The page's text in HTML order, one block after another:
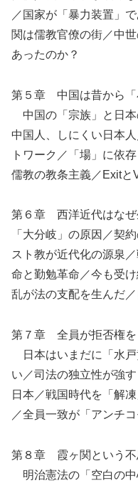
／国家が「暴力装置」
関は儒教官僚の街／中
あったのか？
第５章 中国は昔から「
中国の「宗族」と日本
中国人、しにくい日本
トワーク／「場」に依
儒教の教条主義／Exitと
第６章 西洋近代はなぜ
「大分岐」の原因／契
スト教が近代化の源泉
命と勤勉革命／今も受
乱が法の支配を生んだ
第７章 全員が拒否権を
日本はいまだに「水戸
い／司法の独立性が強
日本／戦国時代を「解
／全員一致が「アンチ
第８章 霞ヶ関という不
明治憲法の「空白の中